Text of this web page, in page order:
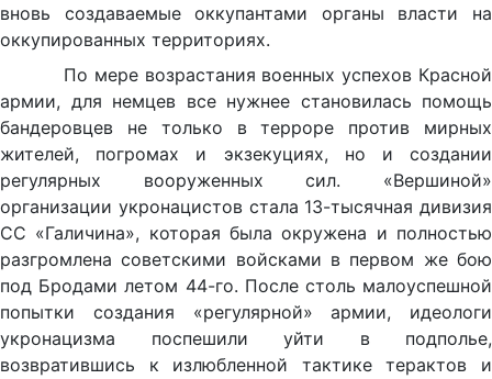
вновь создаваемые оккупантами органы власти на
оккупированных территориях.
По мере возрастания военных успехов Красной
армии, для немцев все нужнее становилась помощь
бандеровцев не только в терроре против мирных
жителей, погромах и экзекуциях, но и создании
регулярных вооруженных сил. «Вершиной»
организации укронацистов стала 13-тысячная дивизия
СС «Галичина», которая была окружена и полностью
разгромлена советскими войсками в первом же бою
под Бродами летом 44-го. После столь малоуспешной
попытки создания «регулярной» армии, идеологи
укронацизма поспешили уйти в подполье,
возвратившись к излюбленной тактике терактов и